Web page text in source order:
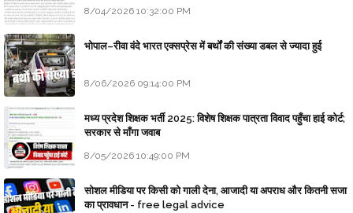
8/04/2026 10:32:00 PM
भोपाल–रीवा वंदे भारत एक्सप्रेस में बर्थों की संख्या डबल से ज्यादा हुई
8/06/2026 09:14:00 PM
मध्य प्रदेश शिक्षक भर्ती 2025: विशेष शिक्षक पात्रता विवाद पहुँचा हाई कोर्ट;
सरकार से माँगा जवाब
8/05/2026 10:49:00 PM
सोशल मीडिया पर किसी को गाली देना, आजादी या अपराध और कितनी सजा
का प्रावधान - free legal advice